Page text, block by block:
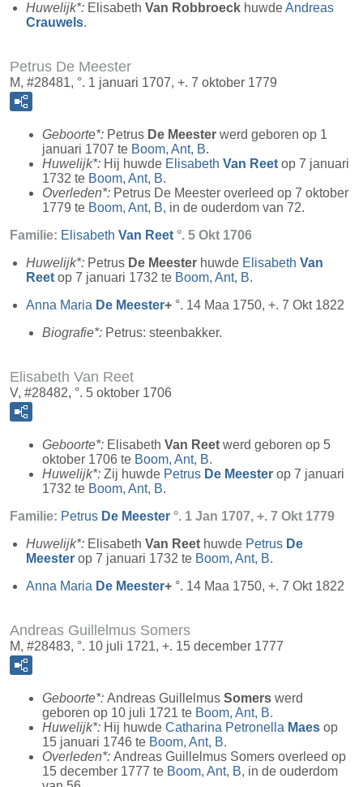
Huwelijk*: Elisabeth Van Robbroeck huwdeAndreas
Crauwels.
Petrus De Meester
M, #28481, °. 1 januari 1707, +. 7 oktober 1779
Geboorte*: Petrus De Meester werd geboren op 1
januari 1707 te Boom, Ant, B.
Huwelijk*: Hij huwde Elisabeth Van Reet op 7 januari
1732 te Boom, Ant, B.
Overleden*: Petrus De Meester overleed op 7 oktober
1779 te Boom, Ant, B, in de ouderdom van 72.
Familie: Elisabeth Van Reet °. 5 Okt 1706
Huwelijk*: Petrus De Meester huwde Elisabeth Van
Reet op 7 januari 1732 te Boom, Ant, B.
Anna Maria De Meester+ °. 14 Maa 1750, +. 7 Okt 1822
Biografie*: Petrus: steenbakker.
Elisabeth Van Reet
V, #28482, °. 5 oktober 1706
Geboorte*: Elisabeth Van Reet werd geboren op 5
oktober 1706 te Boom, Ant, B.
Huwelijk*: Zij huwde Petrus De Meester op 7 januari
1732 te Boom, Ant, B.
Familie: Petrus De Meester °. 1 Jan 1707, +. 7 Okt 1779
Huwelijk*: Elisabeth Van Reet huwde Petrus De
Meester op 7 januari 1732 te Boom, Ant, B.
Anna Maria De Meester+ °. 14 Maa 1750, +. 7 Okt 1822
Andreas Guillelmus Somers
M, #28483, °. 10 juli 1721, +. 15 december 1777
Geboorte*: Andreas Guillelmus Somers werd
geboren op 10 juli 1721 te Boom, Ant, B.
Huwelijk*: Hij huwde Catharina Petronella Maes op
15 januari 1746 te Boom, Ant, B.
Overleden*: Andreas Guillelmus Somers overleed op
15 december 1777 te Boom, Ant, B, in de ouderdom